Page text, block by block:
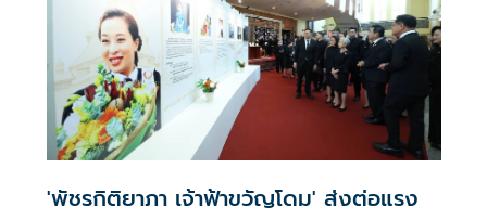
'พัชรกิติยาภา เจ้าฟ้าขวัญโดม' ส่งต่อแรง